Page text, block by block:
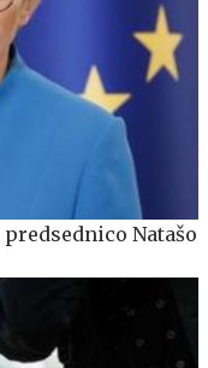
Natašo